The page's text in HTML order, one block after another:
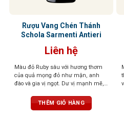
Rượu Vang Chén Thánh
Schola Sarmenti Antieri
Liên hệ
Màu đỏ Ruby sâu với hương thơm
của quả mọng đỏ như mận, anh
đào và gia vị ngọt. Dư vị mạnh mẽ,
dẻo dai trên vòm miệng
THÊM GIỎ HÀNG